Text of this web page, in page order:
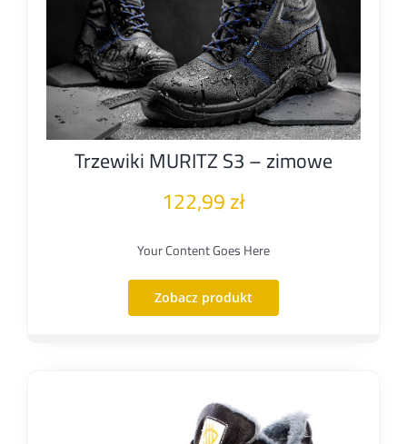
Trzewiki MURITZ S3 – zimowe
122,99zł
Your Content Goes Here
Zobacz produkt